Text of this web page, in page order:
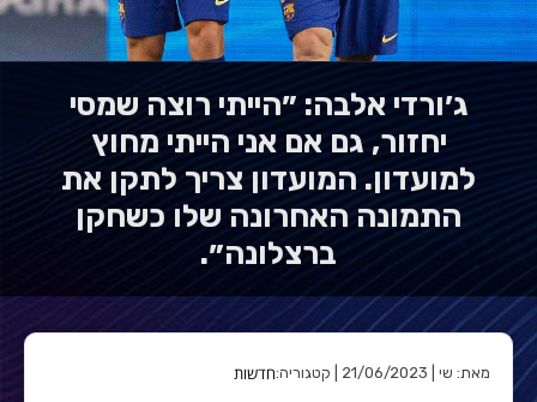
ג׳ורדי אלבה: ״הייתי רוצה שמסי
יחזור, גם אם אני הייתי מחוץ
למועדון. המועדון צריך לתקן את
התמונה האחרונה שלו כשחקן
ברצלונה״.
מאת: שי | 21/06/2023 | קטגוריה: חדשות